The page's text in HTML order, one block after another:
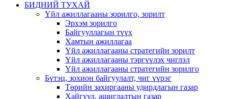
БИДНИЙ ТУХАЙ
Үйл ажиллагааны зорилго, зорилт
Эрхэм зорилго
Байгууллагын түүх
Хамтын ажиллагаа
Үйл ажиллагааны стратегийн зорилт
Үйл ажиллагааны тэргүүлэх чиглэл
Үйл ажиллагааны стратегийн зорилго
Бүтэц, зохион байгуулалт, чиг үүрэг
Төрийн захиргааны удирдлагын газар
Хайгуул, ашиглалтын газар